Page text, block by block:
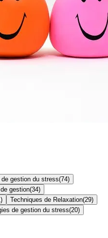
gestion du stress(74)
gestion(34)
) Techniques de Relaxation(29)
de gestion du stress(20)